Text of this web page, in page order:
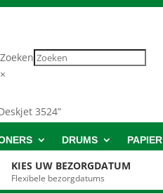
Zoeken
×
DRUMS PAPIER
KIES UW BEZORGDATUM
Flexibele bezorgdatums
3524”